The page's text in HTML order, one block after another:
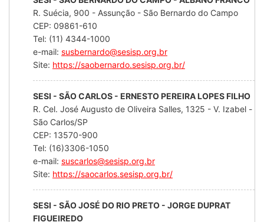
R. Suécia, 900 - Assunção - São Bernardo do Campo
CEP: 09861-610
Tel: (11) 4344-1000
e-mail: susbernardo@sesisp.org.br
Site: https://saobernardo.sesisp.org.br/
SESI - SÃO CARLOS - ERNESTO PEREIRA LOPES FILHO
R. Cel. José Augusto de Oliveira Salles, 1325 - V. Izabel -
São Carlos/SP
CEP: 13570-900
Tel: (16)3306-1050
e-mail: suscarlos@sesisp.org.br
Site: https://saocarlos.sesisp.org.br/
SESI - SÃO JOSÉ DO RIO PRETO - JORGE DUPRAT
FIGUEIREDO